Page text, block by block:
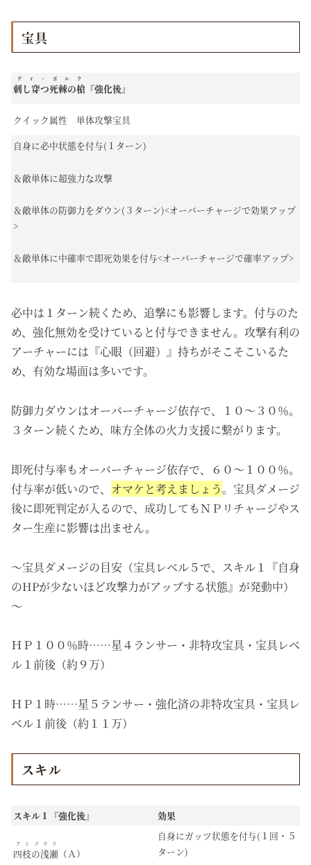
宝具
刺し穿つ死棘の槍
ゲイ・ボルク
『強化後』
クイック属性 単体攻撃宝具
自身に必中状態を付与(１ターン)
＆敵単体に超強力な攻撃
＆敵単体の防御力をダウン(３ターン)<オーバーチャージで効果アップ
>
＆敵単体に中確率で即死効果を付与<オーバーチャージで確率アップ>
必中は１ターン続くため、追撃にも影響します。付与のた
め、強化無効を受けていると付与できません。攻撃有利の
アーチャーには『心眼（回避）』持ちがそこそこいるた
め、有効な場面は多いです。
防御力ダウンはオーバーチャージ依存で、１０～３０％。
３ターン続くため、味方全体の火力支援に繋がります。
即死付与率もオーバーチャージ依存で、６０～１００％。
付与率が低いので、 オマケと考えましょう。宝具ダメージ
後に即死判定が入るので、成功してもＮＰリチャージやス
ター生産に影響は出ません。
～宝具ダメージの目安（宝具レベル５で、スキル１『自身
のHPが少ないほど攻撃力がアップする状態』が発動中）
～
ＨＰ１００％時……星４ランサー・非特攻宝具・宝具レベ
ル１前後（約９万）
ＨＰ１時……星５ランサー・強化済の非特攻宝具・宝具レ
ベル１前後（約１１万）
スキル
スキル１『強化後』 効果
四枝の浅瀬
アトゴウラ
（Ａ）
自身にガッツ状態を付与(１回・５
ターン)